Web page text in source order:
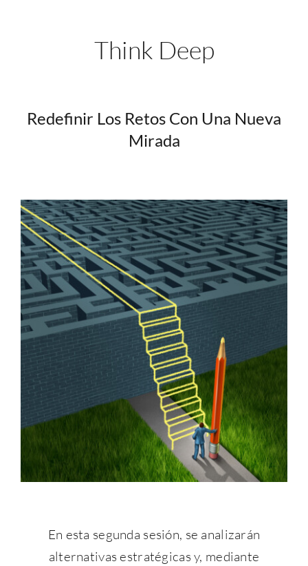
Think Deep
Redefinir Los Retos Con Una Nueva
Mirada
En esta segunda sesión, se analizarán
alternativas estratégicas y, mediante